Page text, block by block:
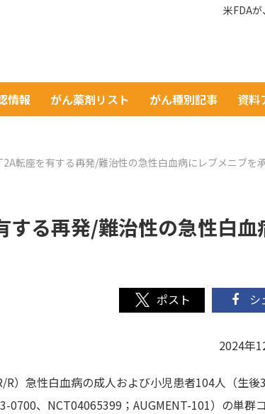
米FDA
情報 がん薬剤リスト がん種別記事 資料
転座を有する再発/難治性の急性白血病にレブメニブを
る再発/難治性の急性白血
シ
2024年
）急性白血病の成人および小児患者104人（生後
0700、NCT04065399；AUGMENT-101）の単群